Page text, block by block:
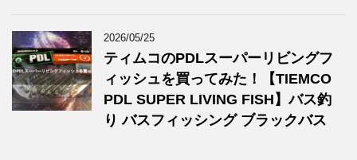
2026/05/25
ティムコのPDLスーパーリビングフ
ィッシュを買ってみた！【TIEMCO
PDL SUPER LIVING FISH】バス釣
り バスフィッシング ブラックバス